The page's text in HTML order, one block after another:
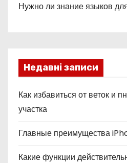
Нужно ли знание языков
Недавні записи
Как избавиться от веток и
участка
Главные преимущества
Какие функции